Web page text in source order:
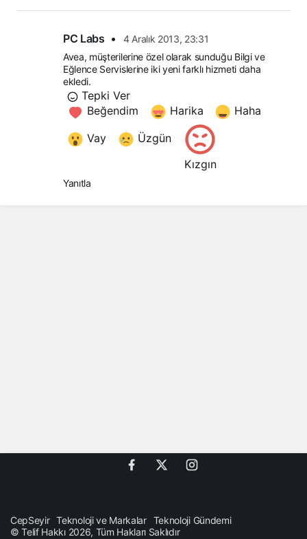
PC Labs •
4 Aralık 2013, 23:31
Avea, müşterilerine özel olarak sunduğu Bilgi ve
Eğlence Servislerine iki yeni farklı hizmeti daha
ekledi.
Tepki Ver
Beğendim
Harika
Haha
Vay
Üzgün
Kızgın
Yanıtla
CepSeyir Teknoloji ve Markalar
Teknoloji Gündemi
© Telif Hakkı 2026, Tüm Hakları Saklıdır